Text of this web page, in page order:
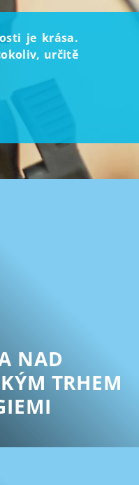
je krása.
určitě
NAD
TRHEM